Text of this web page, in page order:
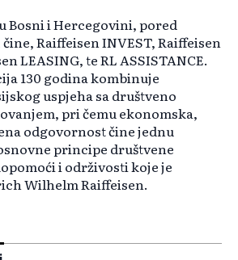
Bosni i Hercegovini, pored
Raiffeisen INVEST, Raiffeisen
LEASING, te RL ASSISTANCE.
130 godina kombinuje
uspjeha sa društveno
pri čemu ekonomska,
odgovornost čine jednu
principe društvene
i održivosti koje je
Wilhelm Raiffeisen.